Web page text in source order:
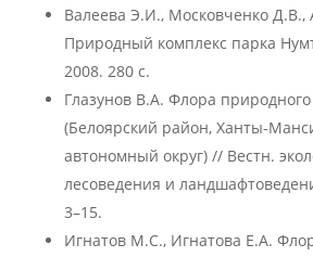
Валеева Э.И., Московченко Д.В.,
Природный комплекс парка
2008. 280 с.
Глазунов В.А. Флора
(Белоярский район, Ханты-
автономный округ) // Вестн.
лесоведения и
3–15.
Игнатов М.С., Игнатова Е.А.